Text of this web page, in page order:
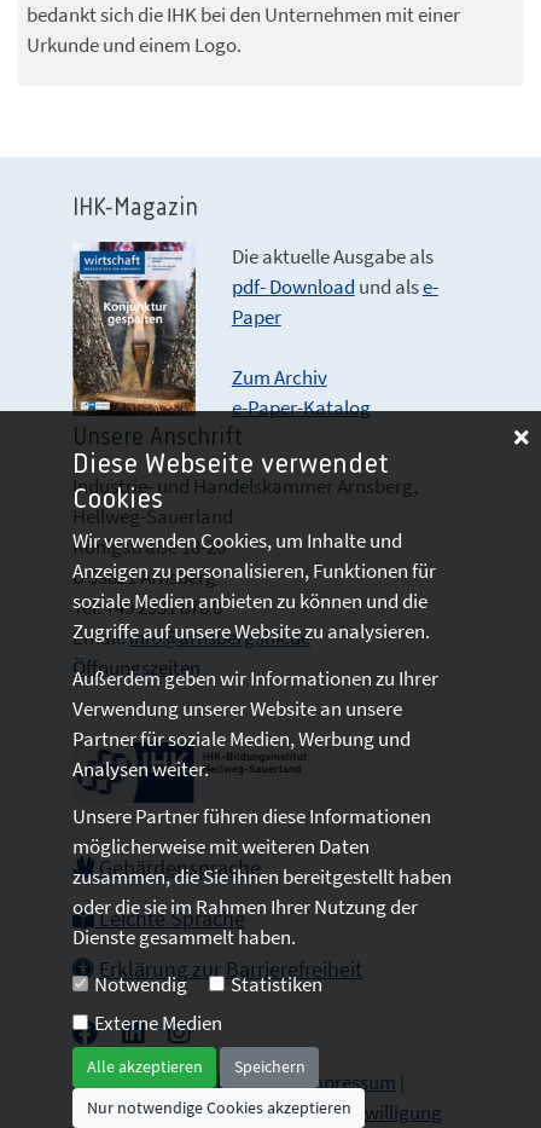
bedankt sich die IHK bei den Unternehmen mit einer
Urkunde und einem Logo.
IHK-Magazin
Die aktuelle Ausgabe als
pdf- Download und alse-
Paper
Zum Archiv
e-Paper-Katalog
Unsere Anschrift
Industrie- und Handelskammer Arnsberg,
Hellweg-Sauerland
Königstraße 18-20
D 59821 Arnsberg
Tel: +49 2931 878 0
Email:info@arnsberg.ihk.de
Öffnungszeiten
Gebärdensprache
Leichte Sprache
Erklärung zur Barrierefreiheit
2026 © All Rights Reserved.Impressum
Datenschutz|Sitemap|Cookie-Einwilligung
Diese Webseite verwendet
Cookies
Wir verwenden Cookies, um Inhalte und
Anzeigen zu personalisieren, Funktionen für
soziale Medien anbieten zu können und die
Zugriffe auf unsere Website zu analysieren.
Außerdem geben wir Informationen zu Ihrer
Verwendung unserer Website an unsere
Partner für soziale Medien, Werbung und
Analysen weiter.
Unsere Partner führen diese Informationen
möglicherweise mit weiteren Daten
zusammen, die Sie ihnen bereitgestellt haben
oder die sie im Rahmen Ihrer Nutzung der
Dienste gesammelt haben.
Notwendig
Statistiken
Externe Medien
Alle akzeptieren
Speichern
Nur notwendige Cookies akzeptieren